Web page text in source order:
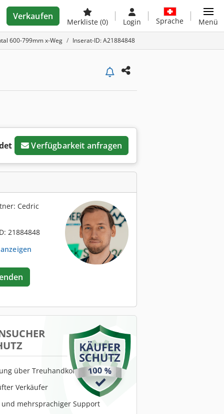
Verkaufen
Merkliste (0) Login Sprache Menü
600-799mm x-Weg Inserat-ID: A21884848
Verfügbarkeit anfragen
Cedric
21884848
über Treuhandkonto
Verkäufer
und mehrsprachiger Support